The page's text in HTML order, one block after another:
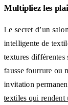
Multipliez les
Le secret d’un
intelligente de
textures différentes
fausse fourrure ou
invitation
textiles qui rendent